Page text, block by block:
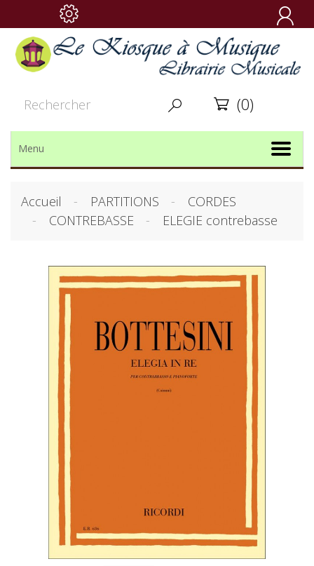

  (0)
Menu
Accueil PARTITIONS
CORDES
CONTREBASSE
ELEGIE contrebasse